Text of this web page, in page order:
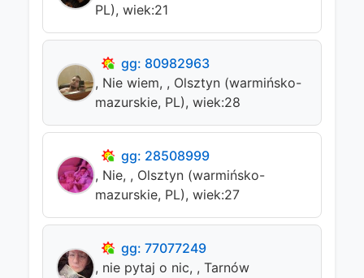
PL), wiek:21
gg: 80982963
, Nie wiem, , Olsztyn (warmińsko-
mazurskie, PL), wiek:28
gg: 28508999
, Nie, , Olsztyn (warmińsko-
mazurskie, PL), wiek:27
gg: 77077249
, nie pytaj o nic, , Tarnów